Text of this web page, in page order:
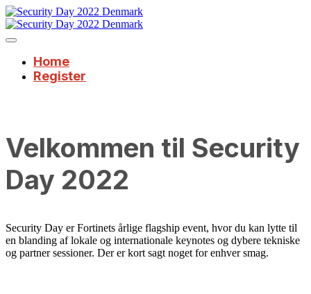
Home
Register
Velkommen til Security
Day 2022
Security Day er Fortinets årlige flagship event, hvor du kan lytte til
en blanding af lokale og internationale keynotes og dybere tekniske
og partner sessioner. Der er kort sagt noget for enhver smag.